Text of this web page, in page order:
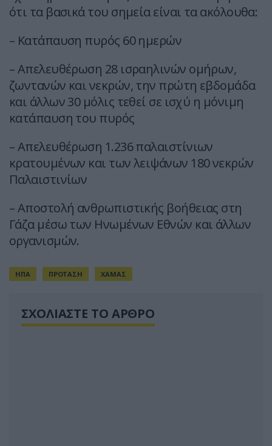
ότι τα βασικά του σημεία είναι τα ακόλουθα:
– Κατάπαυση πυρός 60 ημερών
– Απελευθέρωση 28 ισραηλινών ομήρων,
ζωντανών και νεκρών, την πρώτη εβδομάδα
και άλλων 30 μόλις τεθεί σε ισχύ η μόνιμη
κατάπαυση του πυρός
– Απελευθέρωση 1.236 παλαιστίνιων
κρατουμένων και των λειψάνων 180 νεκρών
Παλαιστινίων
– Αποστολή ανθρωπιστικής βοήθειας στη
Γάζα μέσω των Ηνωμένων Εθνών και άλλων
οργανισμών.
ΗΠΑ ΠΡΟΤΑΣΗ ΧΑΜΑΣ
ΣΧΟΛΙΑΣΤΕ ΤΟ ΑΡΘΡΟ